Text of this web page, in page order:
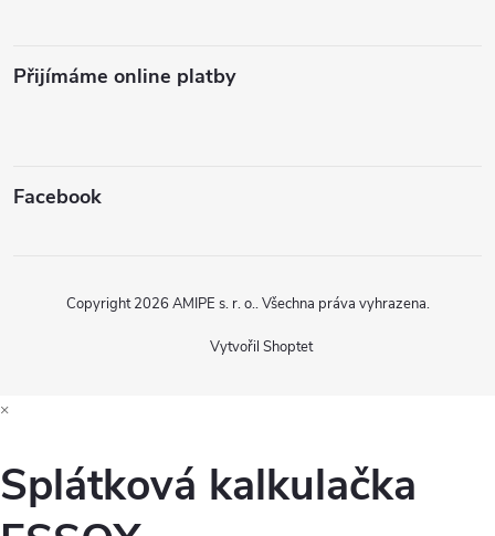
Přijímáme online platby
Facebook
Vytvořil Shoptet
Copyright 2026 AMIPE s. r. o.. Všechna práva vyhrazena.
×
Splátková kalkulačka